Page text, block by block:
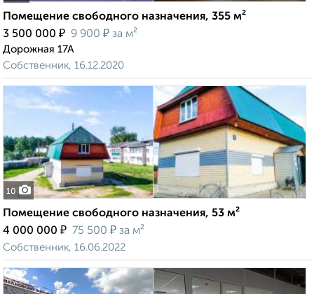
Помещение свободного назначения, 355 м²
3 500 000 ₽ 9 900 ₽ за м²
Дорожная 17А
Собственник, 16.12.2020
10
Помещение свободного назначения, 53 м²
4 000 000 ₽ 75 500 ₽ за м²
Собственник, 16.06.2022